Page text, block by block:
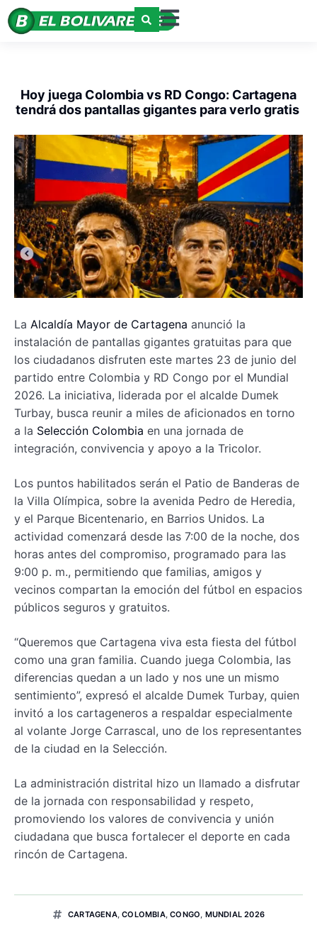
Hoy juega Colombia vs RD Congo: Cartagena
tendrá dos pantallas gigantes para verlo gratis
La Alcaldía Mayor de Cartagena anunció la
instalación de pantallas gigantes gratuitas para que
los ciudadanos disfruten este martes 23 de junio del
partido entre Colombia y RD Congo por el Mundial
2026. La iniciativa, liderada por el alcalde Dumek
Turbay, busca reunir a miles de aficionados en torno
a la Selección Colombia en una jornada de
integración, convivencia y apoyo a la Tricolor.
Los puntos habilitados serán el Patio de Banderas de
la Villa Olímpica, sobre la avenida Pedro de Heredia,
y el Parque Bicentenario, en Barrios Unidos. La
actividad comenzará desde las 7:00 de la noche, dos
horas antes del compromiso, programado para las
9:00 p. m., permitiendo que familias, amigos y
vecinos compartan la emoción del fútbol en espacios
públicos seguros y gratuitos.
“Queremos que Cartagena viva esta fiesta del fútbol
como una gran familia. Cuando juega Colombia, las
diferencias quedan a un lado y nos une un mismo
sentimiento”, expresó el alcalde Dumek Turbay, quien
invitó a los cartageneros a respaldar especialmente
al volante Jorge Carrascal, uno de los representantes
de la ciudad en la Selección.
La administración distrital hizo un llamado a disfrutar
de la jornada con responsabilidad y respeto,
promoviendo los valores de convivencia y unión
ciudadana que busca fortalecer el deporte en cada
rincón de Cartagena.
CARTAGENA,COLOMBIA,CONGO, MUNDIAL 2026